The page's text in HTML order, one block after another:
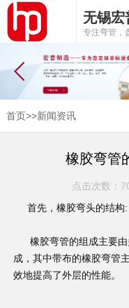
无锡宏
专注弯管，
首页>>新闻资讯
橡胶弯管
点击次数：
首先，橡胶弯头的结构:
橡胶弯管的组成主要由
成，其中带布的橡胶弯管
效地提高了外层